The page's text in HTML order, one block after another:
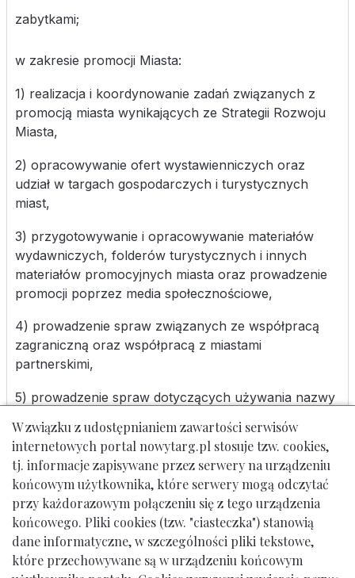
zabytkami;
w zakresie promocji Miasta:
1) realizacja i koordynowanie zadań związanych z
promocją miasta wynikających ze Strategii Rozwoju
Miasta,
2) opracowywanie ofert wystawienniczych oraz
udział w targach gospodarczych i turystycznych
miast,
3) przygotowywanie i opracowywanie materiałów
wydawniczych, folderów turystycznych i innych
materiałów promocyjnych miasta oraz prowadzenie
promocji poprzez media społecznościowe,
4) prowadzenie spraw związanych ze współpracą
zagraniczną oraz współpracą z miastami
partnerskimi,
5) prowadzenie spraw dotyczących używania nazwy
6) organizacja imprez mających charakter promocji
miasta.
W związku z udostępnianiem zawartości serwisów
internetowych portal nowytarg.pl stosuje tzw. cookies,
tj. informacje zapisywane przez serwery na urządzeniu
końcowym użytkownika, które serwery mogą odczytać
przy każdorazowym połączeniu się z tego urządzenia
końcowego. Pliki cookies (tzw. "ciasteczka") stanowią
dane informatyczne, w szczególności pliki tekstowe,
które przechowywane są w urządzeniu końcowym